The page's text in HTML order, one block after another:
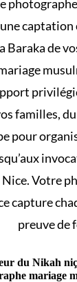
Baraka de
familles,
pour
Nice. Votre
capture
preuve de
du Nikah
mariage